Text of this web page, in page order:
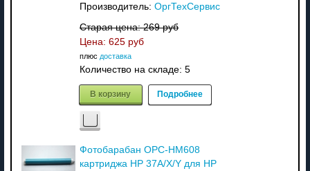
Производитель: ОргТехСервис
Старая цена:269 руб
Цена: 625 руб
плюс доставка
Количество на складе: 5
В корзину Подробнее
Фотобарабан OPC-HM608
картриджа HP 37A/X/Y для HP